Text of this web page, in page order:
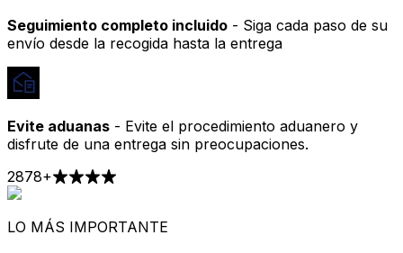
Seguimiento completo incluido - Siga cada paso de su
envío desde la recogida hasta la entrega
Evite aduanas - Evite el procedimiento aduanero y
disfrute de una entrega sin preocupaciones.
2878+
LO MÁS IMPORTANTE